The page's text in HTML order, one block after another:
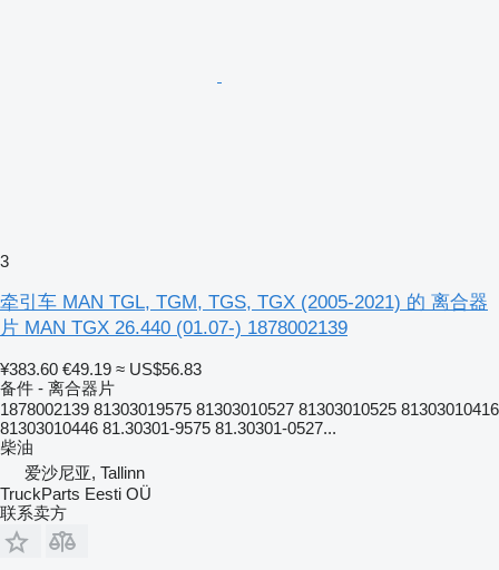
3
牵引车 MAN TGL, TGM, TGS, TGX (2005-2021) 的 离合器
片 MAN TGX 26.440 (01.07-) 1878002139
¥383.60 €49.19 ≈ US$56.83
备件 - 离合器片
1878002139 81303019575 81303010527 81303010525 81303010416
81303010446 81.30301-9575 81.30301-0527...
柴油
爱沙尼亚, Tallinn
TruckParts Eesti OÜ
联系卖方